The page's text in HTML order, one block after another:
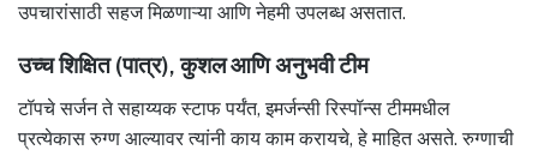
उपचारांसाठी सहज मिळणाऱ्या आणि नेहमी उपलब्ध असतात.
उच्च शिक्षित (पात्र), कुशल आणि अनुभवी टीम
टॉपचे सर्जन ते सहाय्यक स्टाफ पर्यंत, इमर्जन्सी रिस्पॉन्स टीममधील
प्रत्येकास रुग्ण आल्यावर त्यांनी काय काम करायचे, हे माहित असते. रुग्णाची